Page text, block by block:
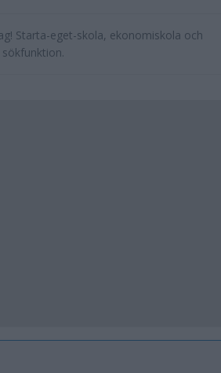
Starta-eget-skola, ekonomiskola och